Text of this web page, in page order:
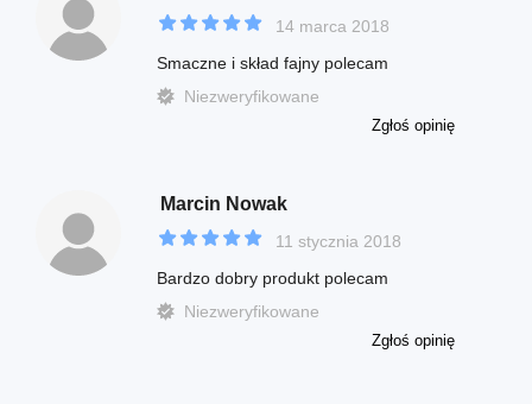
14 marca 2018
Smaczne i skład fajny polecam
Niezweryfikowane
Zgłoś opinię
Marcin Nowak
11 stycznia 2018
Bardzo dobry produkt polecam
Niezweryfikowane
Zgłoś opinię